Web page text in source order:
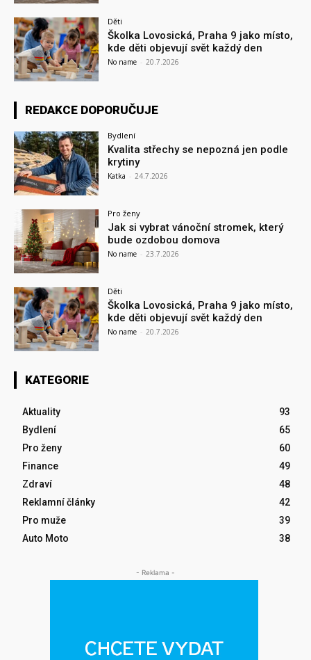
Děti
Školka Lovosická, Praha 9 jako místo,
kde děti objevují svět každý den
No name - 20.7.2026
REDAKCE DOPORUČUJE
Bydlení
Kvalita střechy se nepozná jen podle
krytiny
Katka - 24.7.2026
Pro ženy
Jak si vybrat vánoční stromek, který
bude ozdobou domova
No name - 23.7.2026
Děti
Školka Lovosická, Praha 9 jako místo,
kde děti objevují svět každý den
No name - 20.7.2026
KATEGORIE
Aktuality
93
Bydlení
65
Pro ženy
60
Finance
49
Zdraví
48
Reklamní články
42
Pro muže
39
Auto Moto
38
- Reklama -